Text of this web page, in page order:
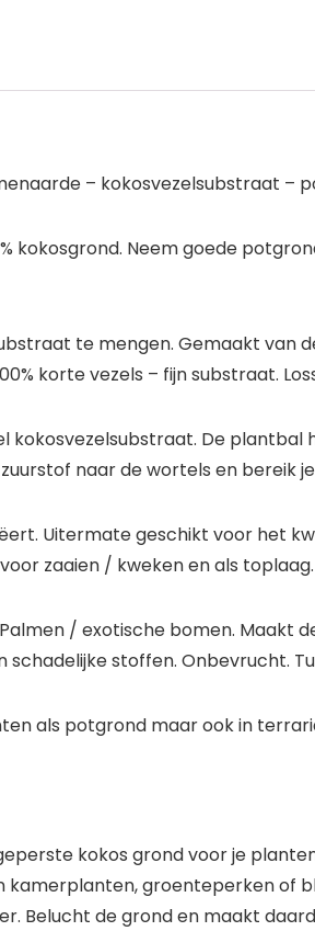
– kokosvezelsubstraat –
Neem goede
te mengen. Gemaakt van
korte vezels – fijn substraat.
kokosvezelsubstraat. De
naar de wortels en bereik
Uitermate geschikt voor het
zaaien / kweken en als toplaag.
/ exotische bomen.
stoffen. Onbevrucht.
als potgrond maar ook in
geperste kokos grond voor je
groenteperken of
Belucht de grond en maakt